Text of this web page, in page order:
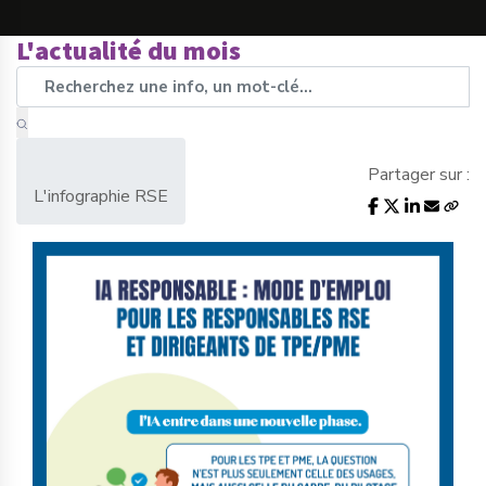
L'actualité du mois
L'infographie RSE
Partager sur :